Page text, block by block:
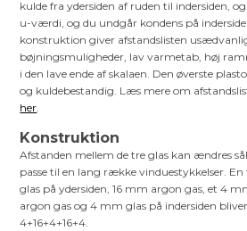
kulde fra ydersiden af ruden til indersiden,
u-værdi, og du undgår kondens på
konstruktion giver afstandslisten
bøjningsmuligheder, lav varmetab, høj
i den lave ende af skalaen. Den øverste
og kuldebestandig. Læs mere om
her
Konstruktion
Afstanden mellem de tre glas kan ændres
passe til en lang række vinduestykkelser.
glas på ydersiden, 16 mm argon gas, et 4
argon gas og 4 mm glas på indersiden
4+16+4+16+4.